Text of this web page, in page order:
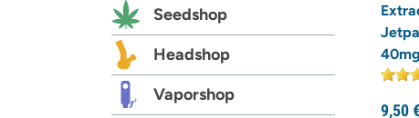
9,50
Seedshop
Headshop
Vaporshop